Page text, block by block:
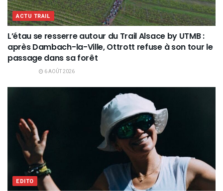
ACTU TRAIL
L’étau se resserre autour du Trail Alsace by UTMB :
après Dambach-la-Ville, Ottrott refuse à son tour le
passage dans sa forêt
6 AOÛT 2026
EDITO